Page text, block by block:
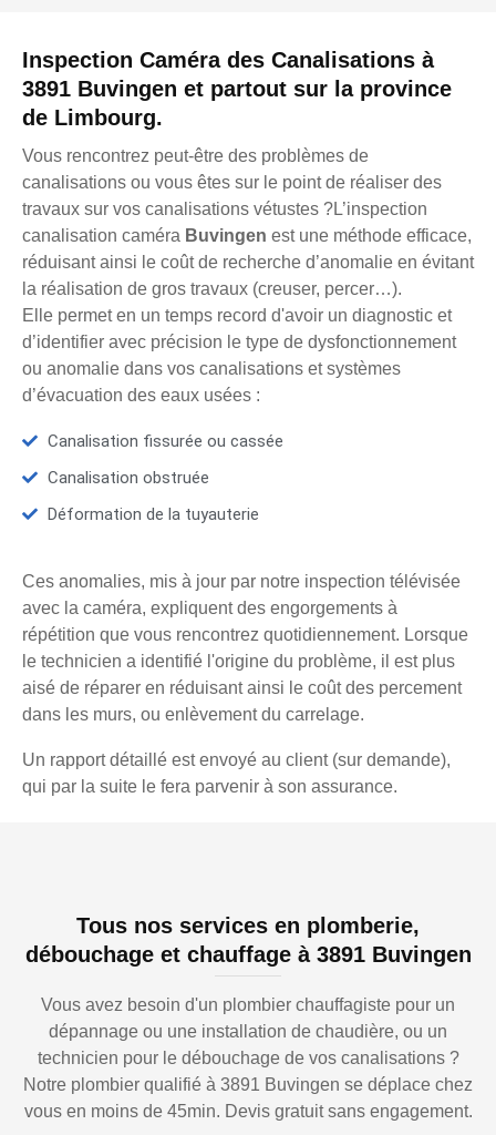
Inspection Caméra des Canalisations à
3891 Buvingen et partout sur la province
de Limbourg.
Vous rencontrez peut-être des problèmes de
canalisations ou vous êtes sur le point de réaliser des
travaux sur vos canalisations vétustes ?L’inspection
canalisation caméra Buvingen est une méthode efficace,
réduisant ainsi le coût de recherche d’anomalie en évitant
la réalisation de gros travaux (creuser, percer…).
Elle permet en un temps record d'avoir un diagnostic et
d’identifier avec précision le type de dysfonctionnement
ou anomalie dans vos canalisations et systèmes
d’évacuation des eaux usées :
Canalisation fissurée ou cassée
Canalisation obstruée
Déformation de la tuyauterie
Ces anomalies, mis à jour par notre inspection télévisée
avec la caméra, expliquent des engorgements à
répétition que vous rencontrez quotidiennement. Lorsque
le technicien a identifié l'origine du problème, il est plus
aisé de réparer en réduisant ainsi le coût des percement
dans les murs, ou enlèvement du carrelage.
Un rapport détaillé est envoyé au client (sur demande),
qui par la suite le fera parvenir à son assurance.
Tous nos services en plomberie,
débouchage et chauffage à 3891 Buvingen
Vous avez besoin d'un plombier chauffagiste pour un
dépannage ou une installation de chaudière, ou un
technicien pour le débouchage de vos canalisations ?
Notre plombier qualifié à 3891 Buvingen se déplace chez
vous en moins de 45min. Devis gratuit sans engagement.